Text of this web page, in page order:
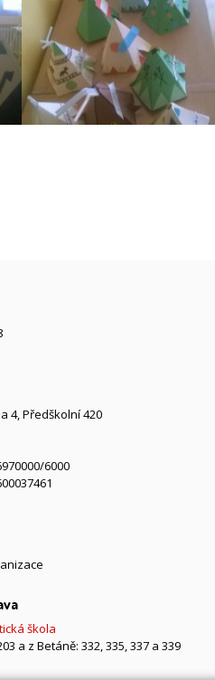
4, Předškolní 420
6000
škola
a z Betáně: 332, 335, 337 a 339